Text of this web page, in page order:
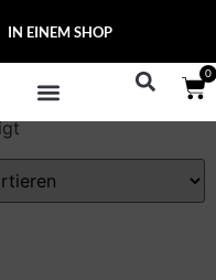
EINEM SHOP
0